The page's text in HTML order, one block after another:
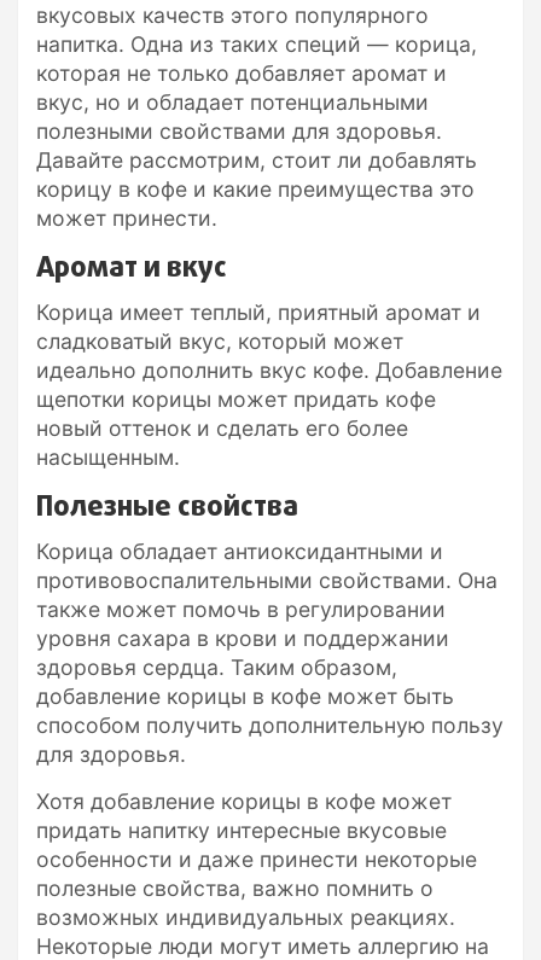
вкусовых качеств этого популярного
напитка. Одна из таких специй — корица,
которая не только добавляет аромат и
вкус, но и обладает потенциальными
полезными свойствами для здоровья.
Давайте рассмотрим, стоит ли добавлять
корицу в кофе и какие преимущества это
может принести.
Аромат и вкус
Корица имеет теплый, приятный аромат и
сладковатый вкус, который может
идеально дополнить вкус кофе. Добавление
щепотки корицы может придать кофе
новый оттенок и сделать его более
насыщенным.
Полезные свойства
Корица обладает антиоксидантными и
противовоспалительными свойствами. Она
также может помочь в регулировании
уровня сахара в крови и поддержании
здоровья сердца. Таким образом,
добавление корицы в кофе может быть
способом получить дополнительную пользу
для здоровья.
Хотя добавление корицы в кофе может
придать напитку интересные вкусовые
особенности и даже принести некоторые
полезные свойства, важно помнить о
возможных индивидуальных реакциях.
Некоторые люди могут иметь аллергию на